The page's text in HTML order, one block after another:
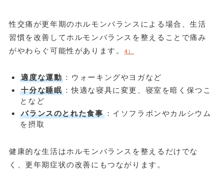
性交痛が更年期のホルモンバランスによる場合、生活
習慣を改善してホルモンバランスを整えることで痛み
がやわらぐ可能性があります。
4）
適度な運動 ：ウォーキングやヨガなど
十分な睡眠 ：快適な寝具に変更、寝室を暗く保つこ
となど
バランスのとれた食事：イソフラボンやカルシウム
を摂取
健康的な生活はホルモンバランスを整えるだけでな
く、更年期症状の改善にもつながります。